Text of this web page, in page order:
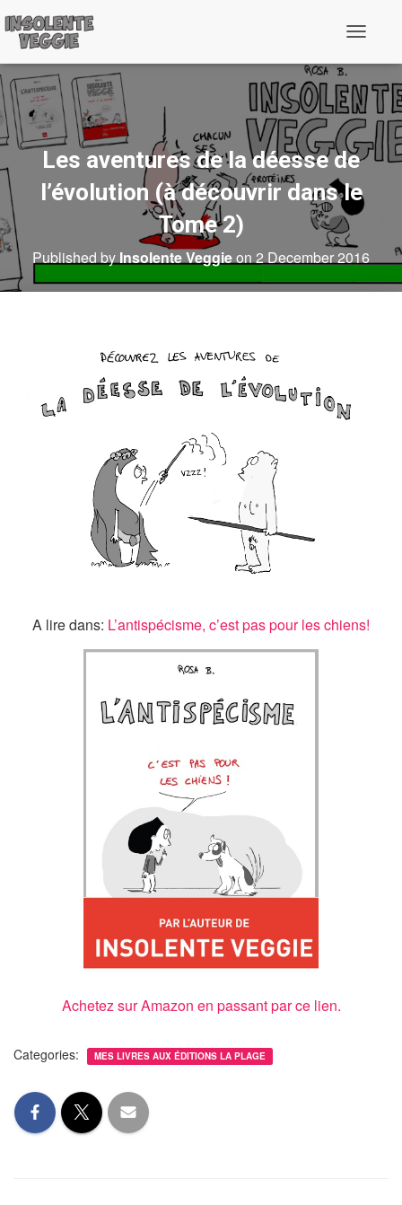
g
l
e
a
v
g
a
i
o
Les aventures de la déesse de
l’évolution (à découvrir dans le
Tome 2)
Published byInsolente Veggieon2 December 2016
A lire dans: L’antispécisme, c’est pas pour les chiens!
Achetez sur Amazon en passant par ce lien.
Categories: MES LIVRES AUX ÉDITIONS LA PLAGE